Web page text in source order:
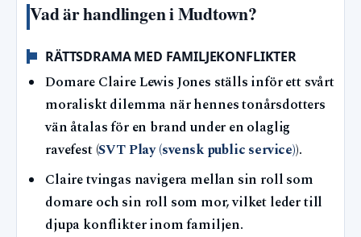
Vad är handlingen i Mudtown?
RÄTTSDRAMA MED FAMILJEKONFLIKTER
Domare Claire Lewis Jones ställs inför ett svårt
moraliskt dilemma när hennes tonårsdotters
vän åtalas för en brand under en olaglig
ravefest (SVT Play (svensk public service)).
Claire tvingas navigera mellan sin roll som
domare och sin roll som mor, vilket leder till
djupa konflikter inom familjen.